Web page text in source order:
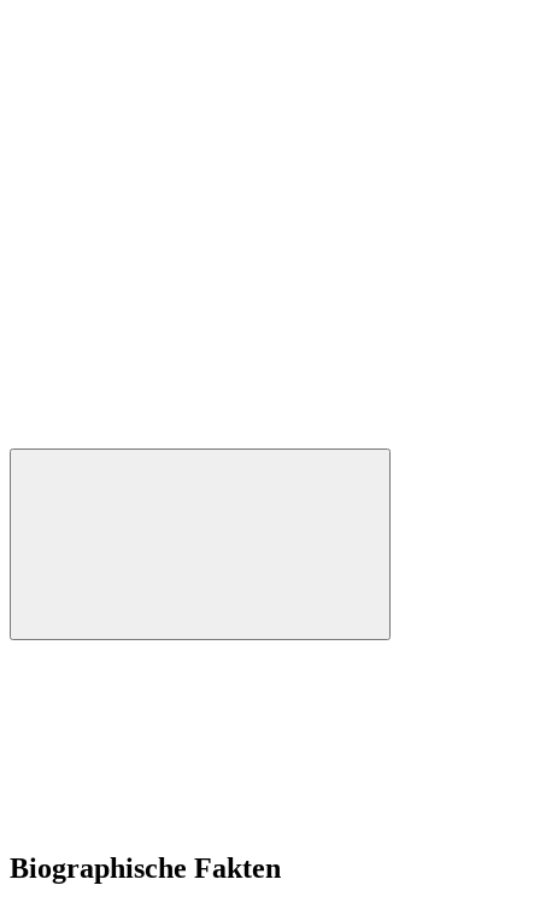
Biographische Fakten